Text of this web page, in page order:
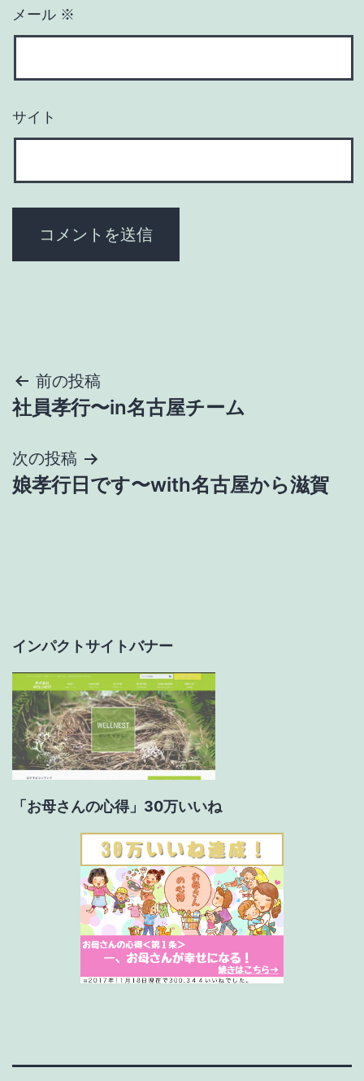
メール ※
サイト
投
稿
ナ
ビ
ョ
ン
前の投稿
社員孝行〜in名古屋チーム
次の投稿
娘孝行日です〜with名古屋から滋賀
インパクトサイトバナー
「お母さんの心得」30万いいね